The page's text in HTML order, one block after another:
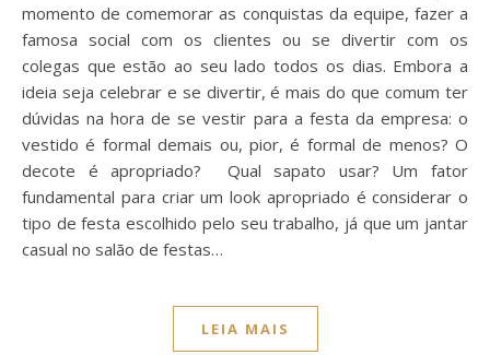
momento de comemorar as conquistas da equipe, fazer a
famosa social com os clientes ou se divertir com os
colegas que estão ao seu lado todos os dias. Embora a
ideia seja celebrar e se divertir, é mais do que comum ter
dúvidas na hora de se vestir para a festa da empresa: o
vestido é formal demais ou, pior, é formal de menos? O
decote é apropriado? Qual sapato usar? Um fator
fundamental para criar um look apropriado é considerar o
tipo de festa escolhido pelo seu trabalho, já que um jantar
casual no salão de festas…
LEIA MAIS